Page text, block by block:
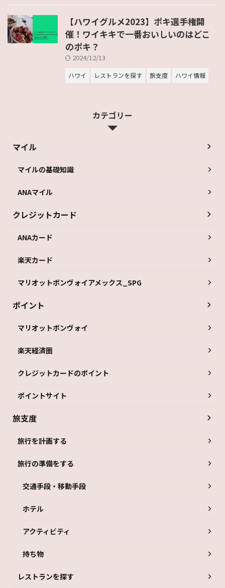
【ハワイグルメ2023】ポキ選手権開
催！ワイキキで一番おいしいのはどこ
のポキ？
2024/12/13
ハワイ レストランを探す 旅支度 ハワイ情報
カテゴリー
マイル
マイルの基礎知識
ANAマイル
クレジットカード
ANAカード
楽天カード
マリオットボンヴォイアメックス_SPG
ポイント
マリオットボンヴォイ
楽天経済圏
クレジットカードのポイント
ポイントサイト
旅支度
旅行を計画する
旅行の準備をする
交通手段・移動手段
ホテル
アクティビティ
持ち物
レストランを探す